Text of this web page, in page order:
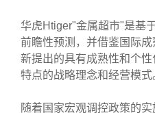
华虎Htiger"金属超市"是基
前瞻性预测，并借鉴国际
新提出的具有成熟性和个
特点的战略理念和经营模式
随着国家宏观调控政策的